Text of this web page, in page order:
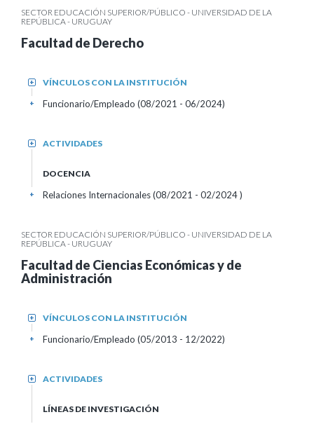
SECTOR EDUCACIÓN SUPERIOR/PÚBLICO - UNIVERSIDAD DE LA
REPÚBLICA - URUGUAY
Facultad de Derecho
VÍNCULOS CON LA INSTITUCIÓN
+
Funcionario/Empleado (08/2021 - 06/2024)
+
ACTIVIDADES
+
DOCENCIA
Relaciones Internacionales (08/2021 - 02/2024 )
+
SECTOR EDUCACIÓN SUPERIOR/PÚBLICO - UNIVERSIDAD DE LA
REPÚBLICA - URUGUAY
Facultad de Ciencias Económicas y de
Administración
VÍNCULOS CON LA INSTITUCIÓN
+
Funcionario/Empleado (05/2013 - 12/2022)
+
ACTIVIDADES
+
LÍNEAS DE INVESTIGACIÓN